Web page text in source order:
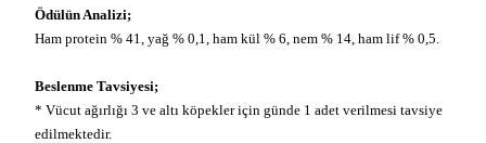
Ödülün Analizi;
Ham protein % 41, yağ % 0,1, ham kül % 6, nem % 14, ham lif % 0,5.
Beslenme Tavsiyesi;
* Vücut ağırlığı 3 ve altı köpekler için günde 1 adet verilmesi tavsiye
edilmektedir.